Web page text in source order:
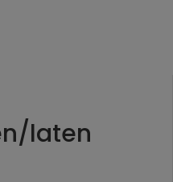
laten